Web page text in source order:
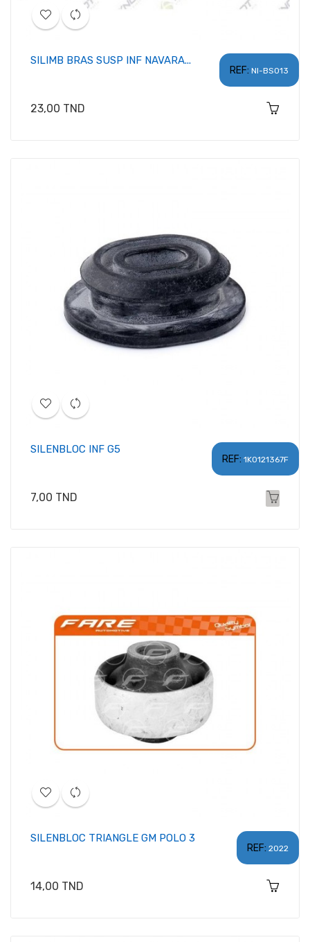
REF: NI-BS013
SILIMB BRAS SUSP INF NAVARA...
Prix
23,00 TND
REF: 1K0121367F
SILENBLOC INF G5
Prix
7,00 TND
REF: 2022
SILENBLOC TRIANGLE GM POLO 3
Prix
14,00 TND